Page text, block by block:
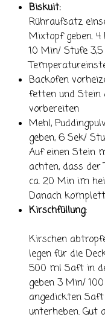
Biskuit:
Rühraufsatz
Mixtopf geben.
10 Min/ Stufe
Backofen
fetten und Stein
vorbereiten
Mehl,
geben, 6 Sek/
Auf einen Stein
achten, dass
ca. 20 Min im
Danach
Kirschfüllung:
Kirschen
legen für die
500 ml Saft in
geben 3 Min/
angedickten
unterheben. Gut